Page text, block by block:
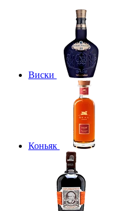
Виски
Коньяк